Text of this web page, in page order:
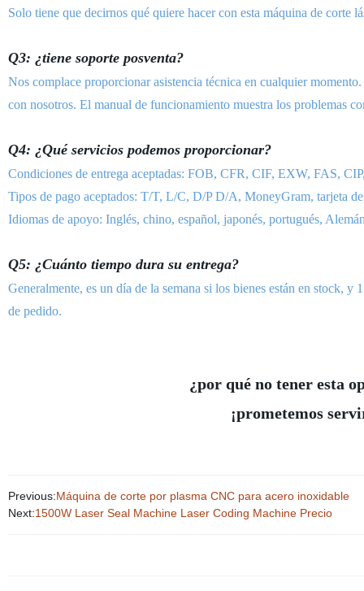
Solo tiene que decirnos qué quiere hacer con esta máquina de corte
Q3: ¿tiene soporte posventa?
Nos complace proporcionar asistencia técnica en cualquier
con nosotros. El manual de funcionamiento muestra los problemas
Q4: ¿Qué servicios podemos proporcionar?
Condiciones de entrega aceptadas: FOB, CFR, CIF, EXW, FAS,
Tipos de pago aceptados: T/T, L/C, D/P D/A, MoneyGram, tarjeta
Idiomas de apoyo: Inglés, chino, español, japonés, portugués,
Q5: ¿Cuánto tiempo dura su entrega?
Generalmente, es un día de la semana si los bienes están en stock,
de pedido.
¿por qué no tener esta
¡prometemos
Previous:Máquina de corte por plasma CNC para acero inoxidable
Next:1500W Laser Seal Machine Laser Coding Machine Precio